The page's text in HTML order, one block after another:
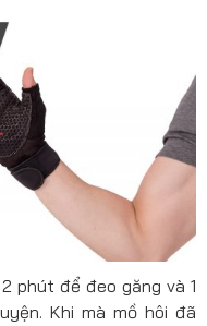
phút để đeo găng và 1
Khi mà mồ hôi đã